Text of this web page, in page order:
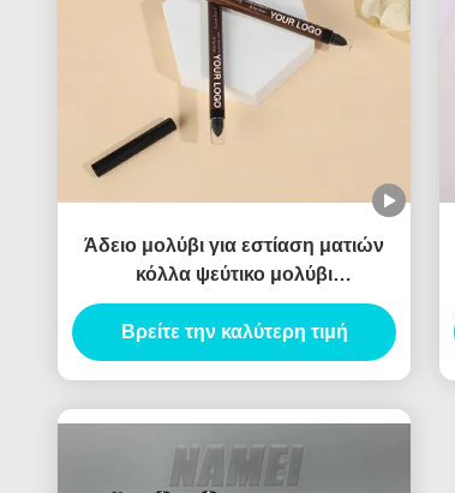
Άδειο μολύβι για εστίαση ματιών
κόλλα ψεύτικο μολύβι
μεταξοσκώληκα αδιάβροχο
ανθεκτικό ζελέ μολύβι για εστίαση
ματιών δοχείο
Βρείτε την καλύτερη τιμή